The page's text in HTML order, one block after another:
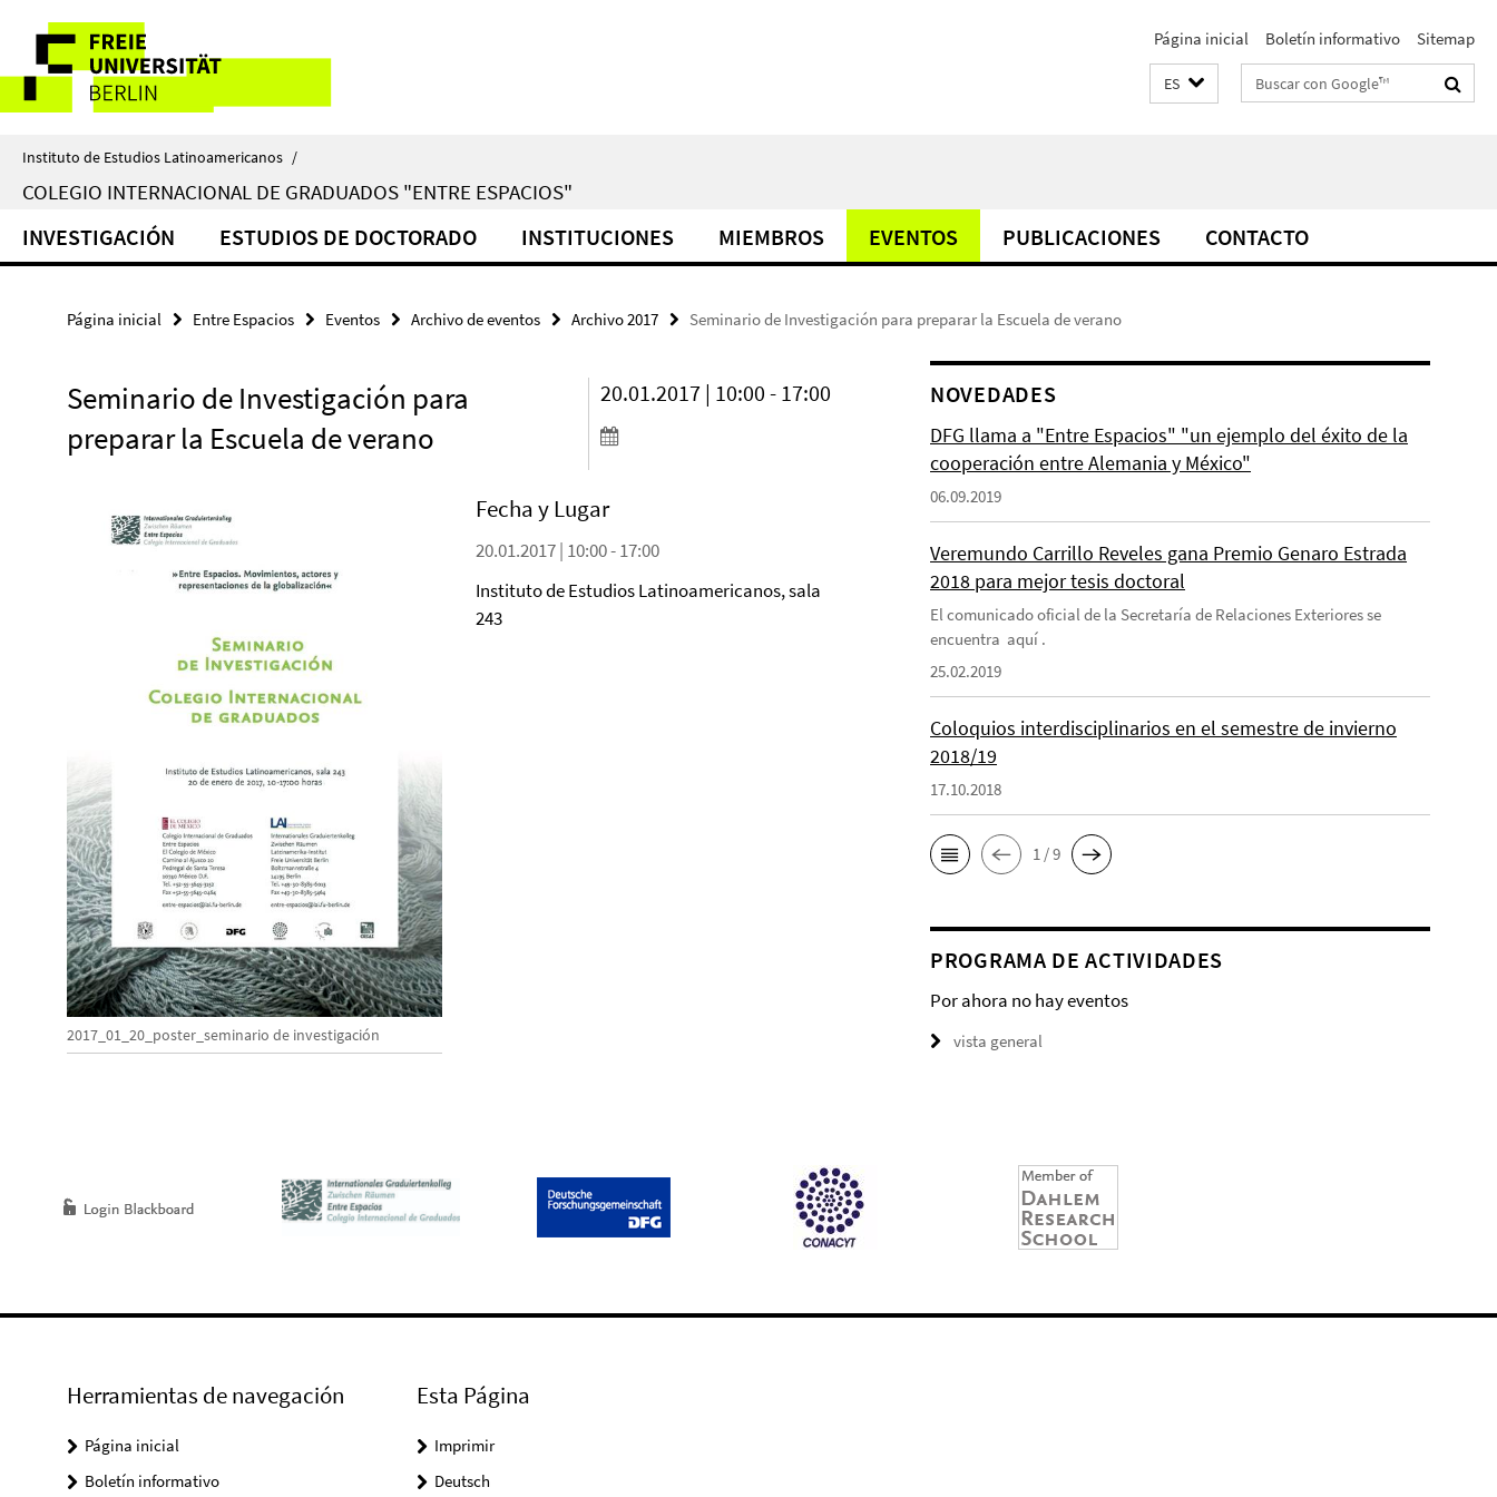
direkt
Inhalt
Herramientas
de
navegación
Página inicial Boletín informativo Sitemap
ES Suchbegriffe
Instituto de Estudios Latinoamericanos /
COLEGIO INTERNACIONAL DE GRADUADOS "ENTRE ESPACIOS"
INVESTIGACIÓN ESTUDIOS DE DOCTORADO INSTITUCIONES MIEMBROS EVENTOS PUBLICACIONES CONTACTO
Página inicial Entre Espacios Eventos Archivo de eventos Archivo 2017 Seminario de Investigación para preparar la Escuela de verano
Seminario de Investigación para
preparar la Escuela de verano
20.01.2017 | 10:00 - 17:00
2017_01_20_poster_seminario de investigación
Fecha y Lugar
20.01.2017 | 10:00 - 17:00
Instituto de Estudios Latinoamericanos, sala
243
NOVEDADES
DFG llama a "Entre Espacios" "un ejemplo del éxito de la
cooperación entre Alemania y México"
06.09.2019
Veremundo Carrillo Reveles gana Premio Genaro Estrada
2018 para mejor tesis doctoral
El comunicado oficial de la Secretaría de Relaciones Exteriores se
encuentra aquí .
25.02.2019
Coloquios interdisciplinarios en el semestre de invierno
2018/19
17.10.2018
1 / 9
PROGRAMA DE ACTIVIDADES
Por ahora no hay eventos
vista general
Herramientas de navegación
Página inicial
Boletín informativo
Esta Página
Imprimir
Deutsch